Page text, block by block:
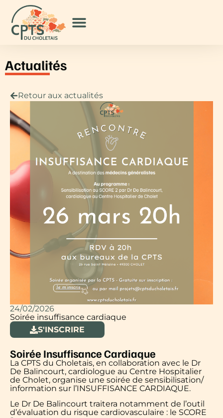
Actualités
Retour aux actualités
24/02/2026
Soirée insuffisance cardiaque
S'INSCRIRE
Soirée Insuffisance Cardiaque
La CPTS du Choletais, en collaboration avec le Dr
De Balincourt, cardiologue au Centre Hospitalier
de Cholet, organise une soirée de sensibilisation/
information sur l’INSUFFISANCE CARDIAQUE.
Le Dr De Balincourt traitera notamment de l’outil
d’évaluation du risque cardiovasculaire : le SCORE